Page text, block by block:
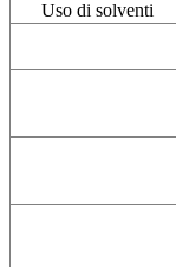
Uso di solventi